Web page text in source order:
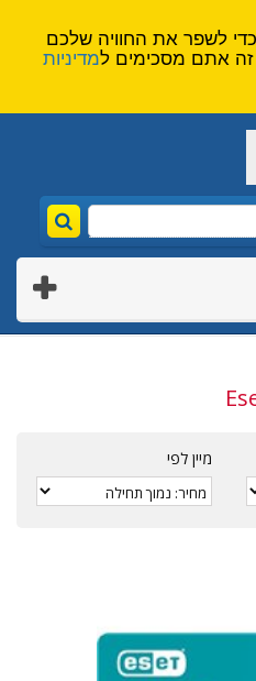
מיין לפי
אנו משתמשים ב-Cookies כדי לשפר את החוויה שלכם
אתם מסכימים למדיניות